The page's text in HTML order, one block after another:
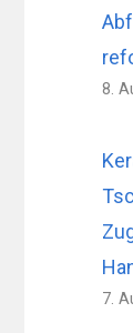
8.
7.